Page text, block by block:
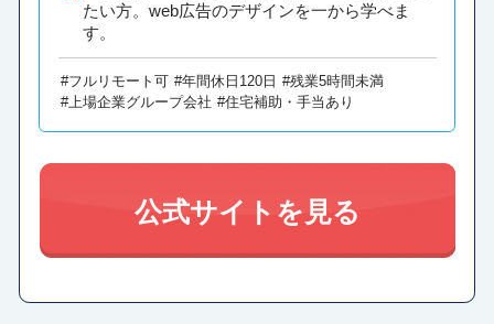
たい方。web広告のデザインを一から学べま
す。
#フルリモート可 #年間休日120日 #残業5時間未満
#上場企業グループ会社 #住宅補助・手当あり
公式サイトを見る